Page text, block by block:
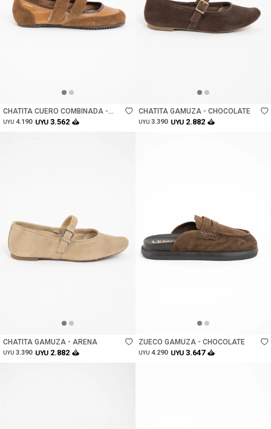
CHATITA CUERO COMBINADA -
CAMEL
UYU 4.190 UYU 3.562
CHATITA GAMUZA - CHOCOLATE
UYU 3.390 UYU 2.882
CHATITA GAMUZA - ARENA
UYU 3.390 UYU 2.882
ZUECO GAMUZA - CHOCOLATE
UYU 4.290 UYU 3.647